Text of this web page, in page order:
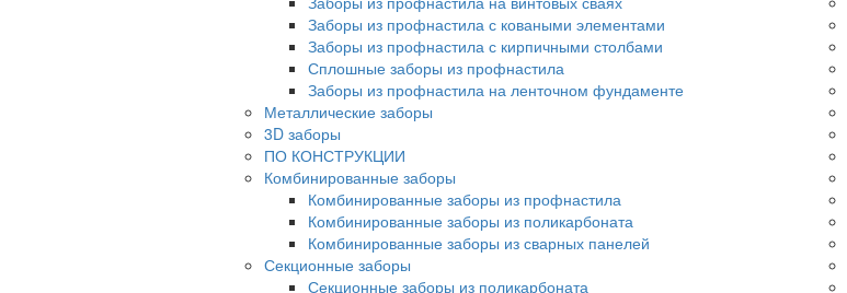
Заборы из профнастила с коваными элементами
Заборы из профнастила с кирпичными столбами
Сплошные заборы из профнастила
Заборы из профнастила на ленточном фундаменте
Металлические заборы
3D заборы
ПО КОНСТРУКЦИИ
Комбинированные заборы
Комбинированные заборы из профнастила
Комбинированные заборы из поликарбоната
Комбинированные заборы из сварных панелей
Секционные заборы
Секционные заборы из поликарбоната